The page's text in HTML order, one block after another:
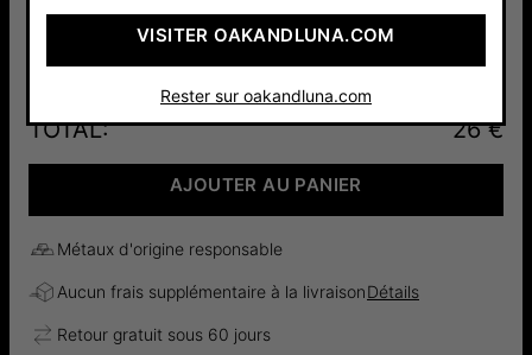
Argent 925
Plaqué Or 18
carats
26 €
TOTAL: 26 €
AJOUTER AU PANIER
Métaux d'origine responsable
Aucun frais supplémentaire à la livraisonDétails
Retour gratuit sous 60 jours
VISITER OAKANDLUNA.COM
Rester sur oakandluna.com